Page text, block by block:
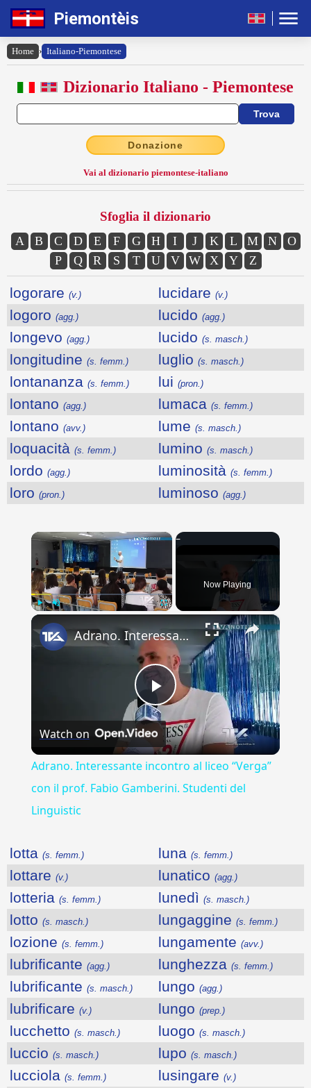
Piemontèis
Home › Italiano-Piemontese
Dizionario Italiano - Piemontese
Donazione
Vai al dizionario piemontese-italiano
Sfoglia il dizionario
A B C D E F G H I J K L M N
O
P
Q R S T U V W X Y Z
logorare (v.) lucidare (v.)
logoro (agg.) lucido (agg.)
longevo (agg.) lucido (s. masch.)
longitudine (s. femm.) luglio (s. masch.)
lontananza (s. femm.) lui (pron.)
lontano (agg.) lumaca (s. femm.)
lontano (avv.) lume (s. masch.)
loquacità (s. femm.) lumino (s. masch.)
lordo (agg.) luminosità (s. femm.)
loro (pron.) luminoso (agg.)
×
Now Playing
×
Play
Video
Adrano. Interessante incontro al liceo “Verga” con il prof. Fabio Gamberini. Studenti del Linguistic
Watch on
Adrano. Interessante incontro al liceo “Verga”
con il prof. Fabio Gamberini. Studenti del
Linguistic
lotta (s. femm.) luna (s. femm.)
lottare (v.) lunatico (agg.)
lotteria (s. femm.) lunedì (s. masch.)
lotto (s. masch.) lungaggine (s. femm.)
lozione (s. femm.) lungamente (avv.)
lubrificante (agg.) lunghezza (s. femm.)
lubrificante (s. masch.) lungo (agg.)
lubrificare (v.) lungo (prep.)
lucchetto (s. masch.) luogo (s. masch.)
luccio (s. masch.) lupo (s. masch.)
lucciola (s. femm.) lusingare (v.)